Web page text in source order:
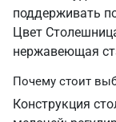
поддерживать
Цвет
нержавеющая
Почему стоит
Конструкция